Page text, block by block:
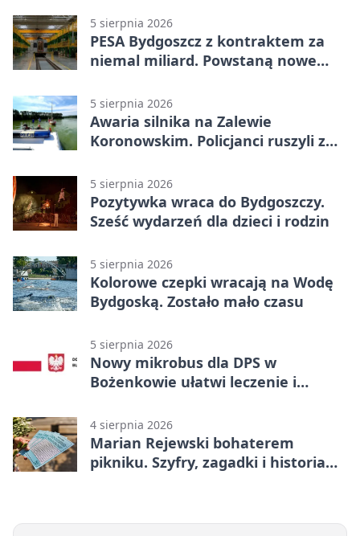
5 sierpnia 2026
PESA Bydgoszcz z kontraktem za
niemal miliard. Powstaną nowe
5 sierpnia 2026
Awaria silnika na Zalewie
Koronowskim. Policjanci ruszyli z
5 sierpnia 2026
Pozytywka wraca do Bydgoszczy.
Sześć wydarzeń dla dzieci i rodzin
5 sierpnia 2026
Kolorowe czepki wracają na Wodę
Bydgoską. Zostało mało czasu
5 sierpnia 2026
Nowy mikrobus dla DPS w
Bożenkowie ułatwi leczenie i
4 sierpnia 2026
Marian Rejewski bohaterem
pikniku. Szyfry, zagadki i historia